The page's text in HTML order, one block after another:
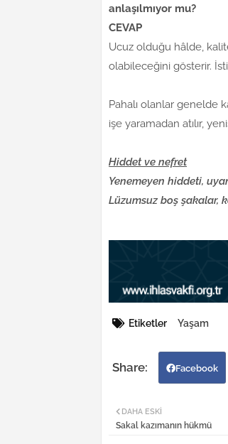
anlaşılmıyor mu?
CEVAP
Ucuz olduğu hâlde,
olabileceğini gösterir.
Pahalı olanlar genelde
işe yaramadan atılır,
Hiddet ve nefret
Yenemeyen hiddeti,
Lüzumsuz boş şakalar,
Etiketler Yaşam
Facebook
DAHA ESKI
Sakal kazımanın hükmü